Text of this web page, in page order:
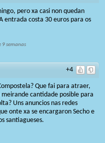
pero xa casi non quedan
entrada costa 30 euros para os
9 semanas
+4
Que fai para atraer,
cantidade posible para
Uns anuncios nas redes
onte xa se encargaron Secho e
santiagueses.